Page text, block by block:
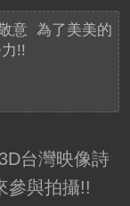
意 為了美美的
!!
台灣映像詩
參與拍攝!!